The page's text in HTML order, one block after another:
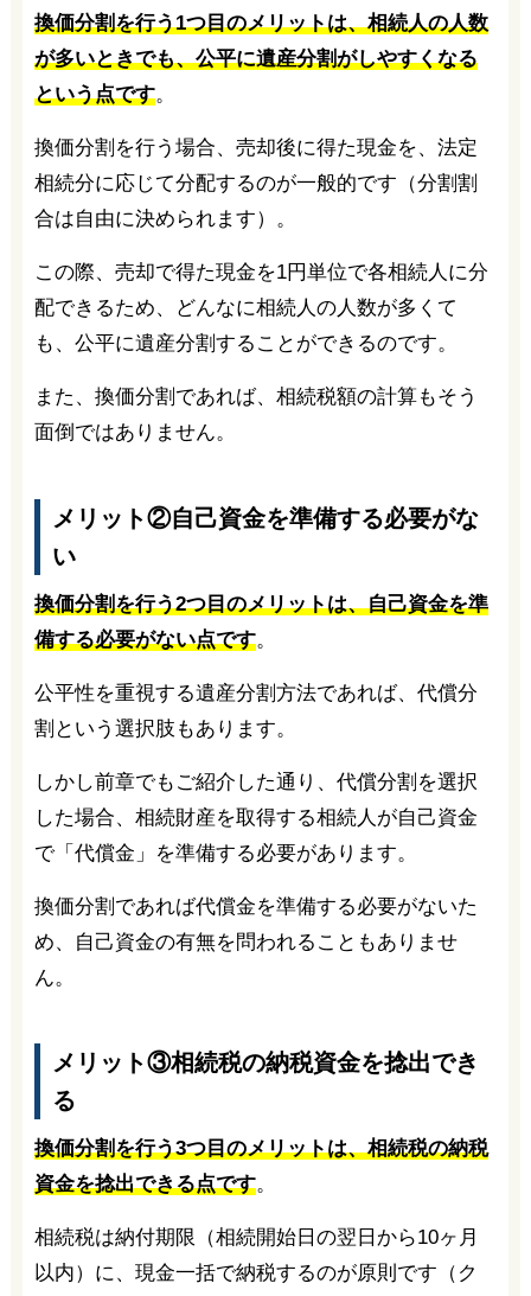
換価分割を行う1つ目のメリットは、相続人の人数
が多いときでも、公平に遺産分割がしやすくなる
という点です。
換価分割を行う場合、売却後に得た現金を、法定
相続分に応じて分配するのが一般的です（分割割
合は自由に決められます）。
この際、売却で得た現金を1円単位で各相続人に分
配できるため、どんなに相続人の人数が多くて
も、公平に遺産分割することができるのです。
また、換価分割であれば、相続税額の計算もそう
面倒ではありません。
メリット②自己資金を準備する必要がな
い
換価分割を行う2つ目のメリットは、自己資金を準
備する必要がない点です。
公平性を重視する遺産分割方法であれば、代償分
割という選択肢もあります。
しかし前章でもご紹介した通り、代償分割を選択
した場合、相続財産を取得する相続人が自己資金
で「代償金」を準備する必要があります。
換価分割であれば代償金を準備する必要がないた
め、自己資金の有無を問われることもありませ
ん。
メリット③相続税の納税資金を捻出でき
る
換価分割を行う3つ目のメリットは、相続税の納税
資金を捻出できる点です。
相続税は納付期限（相続開始日の翌日から10ヶ月
以内）に、現金一括で納税するのが原則です（ク